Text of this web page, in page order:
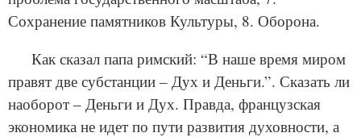
Сохранение памятников Культуры, 8. Оборона.
Как сказал папа римский: “В наше время миром
правят две субстанции – Дух и Деньги.”. Сказать ли
наоборот – Деньги и Дух. Правда, французская
экономика не идет по пути развития духовности, а